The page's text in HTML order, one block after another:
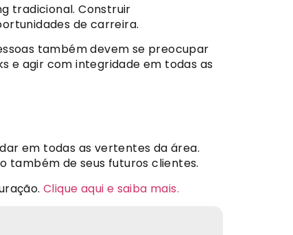
tradicional. Construir
de carreira.
também devem se preocupar
e agir com integridade em todas as
em todas as vertentes da área.
também de seus futuros clientes.
Clique aqui e saiba mais.